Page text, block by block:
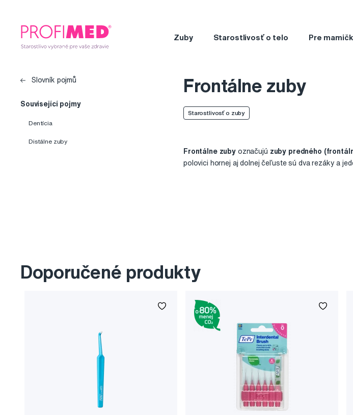
Zuby Starostlivosť o telo Pre
Slovník pojmů
Související pojmy
Dentícia
Distálne zuby
Frontálne zuby
Starostlivosť o zuby
Frontálne zuby označujú zuby predného
polovici hornej aj dolnej čeľuste sú dva rezáky a
Doporučené produkty